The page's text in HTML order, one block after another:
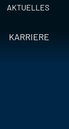
AKTUELLES
KARRIERE